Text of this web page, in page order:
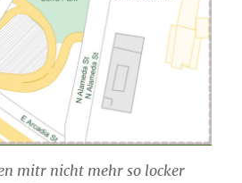
mitr nicht mehr so locker